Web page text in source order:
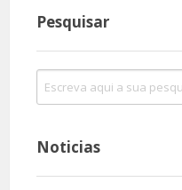
Pesquisar
Noticias